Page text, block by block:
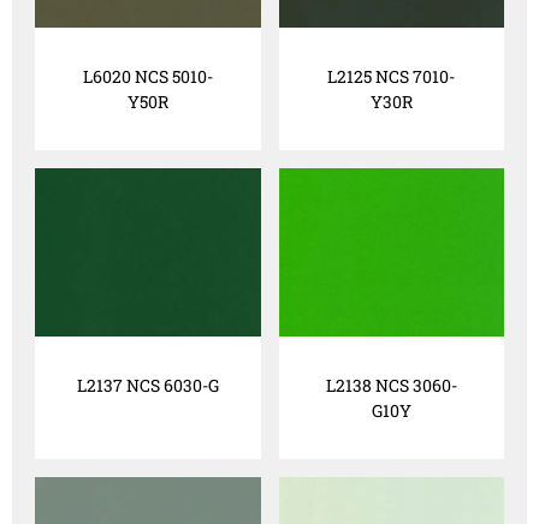
L6020 NCS 5010-
Y50R
L2125 NCS 7010-
Y30R
L2137 NCS 6030-G
L2138 NCS 3060-
G10Y